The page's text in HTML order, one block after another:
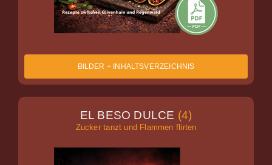
BILDER + INHALTSVERZEICHNIS
EL BESO DULCE (4)
Zucker tanzt und Flammen flirten